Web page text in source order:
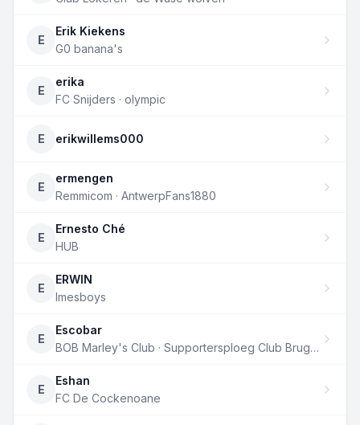
E
Erik Kiekens
G0 banana's
E
erika
FC Snijders · olympic
E erikwillems000
E
ermengen
Remmicom · AntwerpFans1880
E
Ernesto Ché
HUB
E
ERWIN
Imesboys
E
Escobar
BOB Marley's Club · Supportersploeg Club Brugge 8
E
Eshan
FC De Cockenoane